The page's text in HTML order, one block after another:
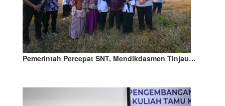
Pemerintah Percepat SNT, Mendikdasmen Tinjau…